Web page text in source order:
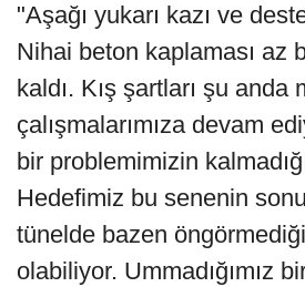
"Aşağı yukarı kazı ve
Nihai beton kaplaması az
kaldı. Kış şartları şu anda
çalışmalarımıza devam
bir problemimizin
Hedefimiz bu senenin
tünelde bazen
olabiliyor. Ummadığımız